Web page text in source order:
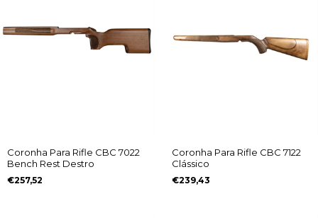
Coronha Para Rifle CBC 7022
Bench Rest Destro
€257,52
Coronha Para Rifle CBC 7122
Clássico
€239,43